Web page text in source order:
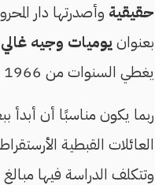
حقيقية وأصدرتها دار
بعنوانيوميات وجيه
يغطي السنوات من 1966 إلى 1968، من إعداد وتحرير مي حواس وترجمة معتنى بها لمحمد الدخاخني.
ربما يكون مناسبًا أن
العائلات القبطية
وتتكلف الدراسة فيها